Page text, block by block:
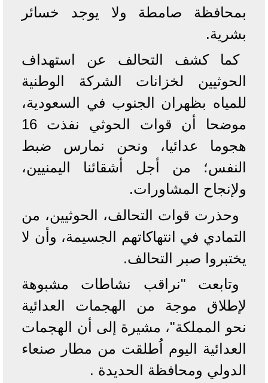
بمحافظة صامطة ولا يوجد خسائر
بشرية.
كما كشف التحالف عن استهداف
الحوثيين لخزانات الشركة الوطنية
للمياه بظهران الجنوب في السعودية،
موضحا أن قوات الحوثي نفذت 16
هجوما عدائيا، ونحن نمارس ضبط
النفس؛ من أجل أشقائنا اليمنيين،
ولإنجاح المشاورات.‎
وحذرت قوات التحالف،‏ الحوثيين، من
التمادي في انتهاكاتهم الجسيمة، وأن لا
يختبروا صبر التحالف.‎
وتابعت "نراقب نشاطات مشبوهة
لإطلاق موجة من الهجمات العدائية
نحو المملكة"، مشيرة إلى أن الهجمات
العدائية اليوم اُطلقت من مطار صنعاء
الدولي ومحافظة الحديدة .